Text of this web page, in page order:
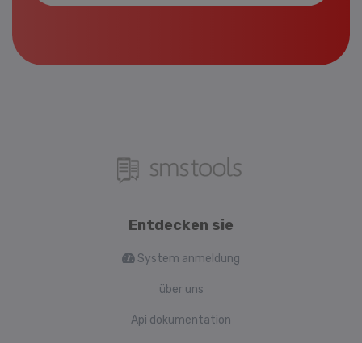
Entdecken sie
System anmeldung
über uns
Api dokumentation